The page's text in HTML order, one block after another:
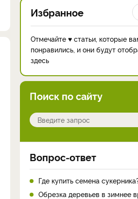
Избранное
Отмечайте ♥ статьи, которые
понравились, и они будут
здесь
Поиск по сайту
Вопрос-ответ
Где купить семена
Обрезка деревьев в зимнее